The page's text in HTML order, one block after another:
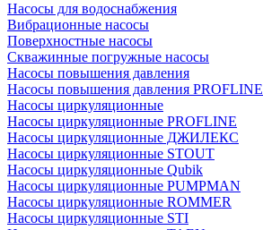
Насосы для водоснабжения
Вибрационные насосы
Поверхностные насосы
Скважинные погружные насосы
Насосы повышения давления
Насосы повышения давления PROFLINE
Насосы циркуляционные
Насосы циркуляционные PROFLINE
Насосы циркуляционные ДЖИЛЕКС
Насосы циркуляционные STOUT
Насосы циркуляционные Qubik
Насосы циркуляционные PUMPMAN
Насосы циркуляционные ROMMER
Насосы циркуляционные STI